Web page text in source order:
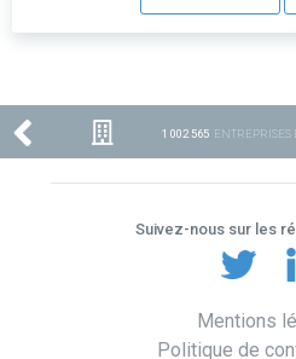
1 002 565 ENTREPRISES
Suivez-nous sur les
Mentions
Politique de